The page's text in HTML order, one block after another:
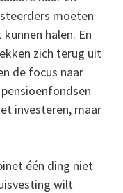
moeten
halen. En
zich terug uit
de focus naar
investeren, maar
één ding niet
wilt